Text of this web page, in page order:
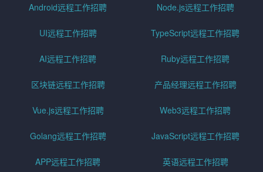
Android远程工作招聘 Node.js远程工作招聘
UI远程工作招聘 TypeScript远程工作招聘
AI远程工作招聘 Ruby远程工作招聘
区块链远程工作招聘 产品经理远程工作招聘
Vue.js远程工作招聘 Web3远程工作招聘
Golang远程工作招聘 JavaScript远程工作招聘
APP远程工作招聘 英语远程工作招聘